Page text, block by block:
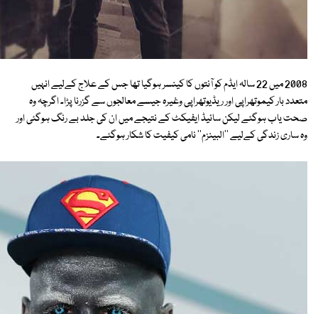
2008 میں 22 سالہ ایڈم کو آنتوں کا کینسر ہوگیا تھا جس کے علاج کےلیے انہیں
متعدد بار کیموتھراپی اور ریڈیوتھراپی وغیرہ جیسے معالجوں سے گزرنا پڑا۔ اگرچہ وہ
صحت یاب ہوگئے لیکن سائیڈ ایفیکٹ کے نتیجے میں ان کی جلد بے رنگ ہوگئی اور
وہ ساری زندگی کےلیے ''البینزم'' نامی کیفیت کا شکار ہوگئے۔